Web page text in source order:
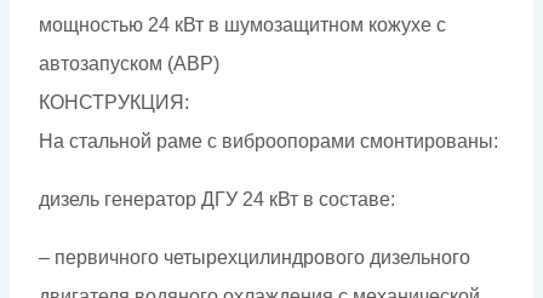
мощностью 24 кВт в шумозащитном кожухе с
автозапуском (АВР)
КОНСТРУКЦИЯ:
На стальной раме с виброопорами смонтированы:
дизель генератор ДГУ 24 кВт в составе:
– первичного четырехцилиндрового дизельного